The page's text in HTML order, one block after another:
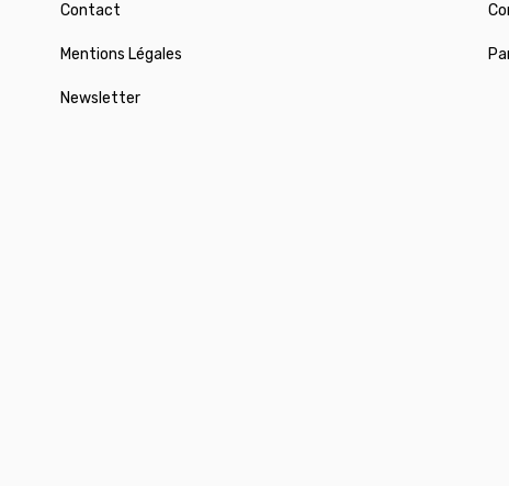
Contact
Mentions Légales
Newsletter